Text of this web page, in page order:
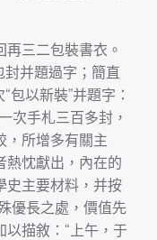
三二包裝書衣。
封并題過字；簡直
包以新裝”并題字：
次手札三百多封，
，所增多有關主
熱忱獻出，內在的
史主要材料，并按
優長之處，價值先
描敘：“上午，于